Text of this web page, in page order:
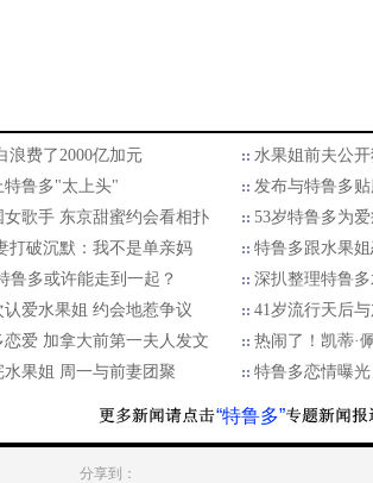
浪费了2000亿加元
水果姐前夫公
特鲁多"太上头"
发布与特鲁多
歌手 东京甜蜜约会看相扑
53岁特鲁多为
打破沉默：我不是单亲妈
特鲁多跟水果
鲁多或许能走到一起？
深扒整理特鲁
爱水果姐 约会地惹争议
41岁流行天后
爱 加拿大前第一夫人发文
热闹了！凯蒂·
果姐 周一与前妻团聚
特鲁多恋情曝
“特鲁多”
分享到：